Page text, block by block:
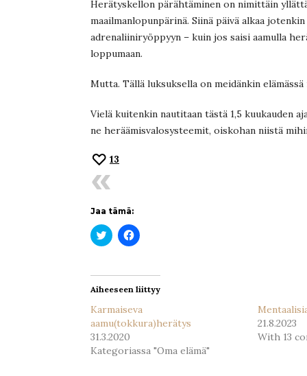
Herätyskellon pärähtäminen on nimittäin
maailmanlopunpärinä. Siinä päivä alkaa
adrenaliiniryöppyyn – kuin jos saisi aamulla
loppumaan.
Mutta. Tällä luksuksella on meidänkin
Vielä kuitenkin nautitaan tästä 1,5 kuukauden
ne heräämisvalosysteemit, oiskohan niistä
13
Jaa tämä:
Jaa
Twitterissä(Avautuu
Jaa
Facebookissa(Avautuu
Aiheeseen liittyy
Karmaiseva
aamu(tokkura)herätys
31.3.2020
Kategoriassa "Oma elämä"
21.8.2023
With 13